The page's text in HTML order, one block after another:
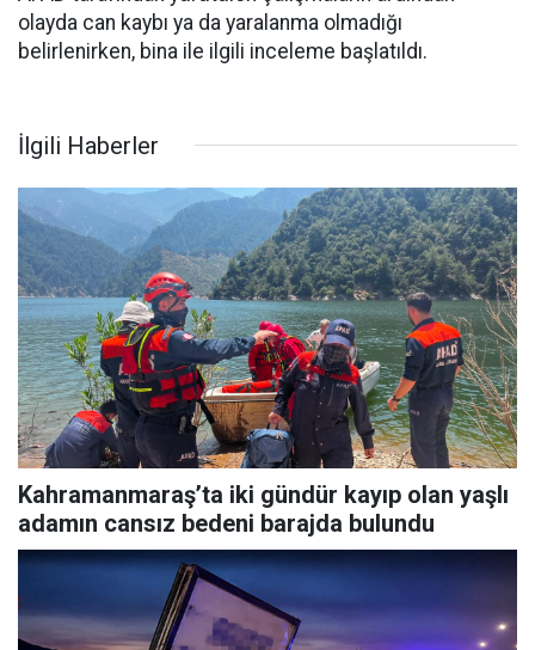
olayda can kaybı ya da yaralanma olmadığı
belirlenirken, bina ile ilgili inceleme başlatıldı.
İlgili Haberler
Kahramanmaraş’ta iki gündür kayıp olan yaşlı
adamın cansız bedeni barajda bulundu